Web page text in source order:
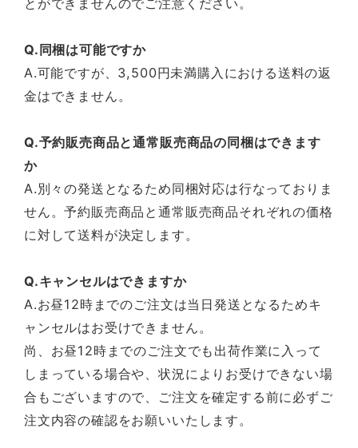
Q.同梱は可能ですか
A.可能ですが、3,500円未満購入における送料の返
金はできません。
Q.予約販売商品と通常販売商品の同梱はできます
か
A.別々の発送となるため同梱対応は行なっておりま
せん。予約販売商品と通常販売商品それぞれの価格
に対して送料が決定します。
Q.キャンセルはできますか
A.お昼12時までのご注文は当日発送となるためキ
ャンセルはお受けできません。
尚、お昼12時までのご注文でも出荷作業に入って
しまっている場合や、状況によりお受けできない場
合もございますので、ご注文を確定する前に必ずご
注文内容の確認をお願いいたします。